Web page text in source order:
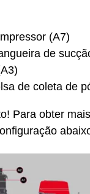
(A7)
de
de coleta de
Para obter